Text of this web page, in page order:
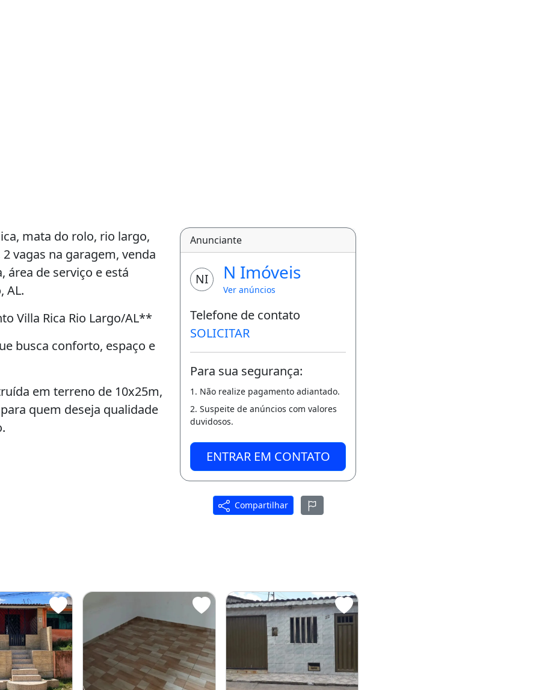
mata do rolo, rio largo,
vagas na garagem, venda
área de serviço e está
AL.
Villa Rica Rio Largo/AL**
busca conforto, espaço e
em terreno de 10x25m,
quem deseja qualidade
de piscina
Anunciante
NI N Imóveis
Ver anúncios
Telefone de contato
SOLICITAR
Para sua segurança:
1. Não realize pagamento adiantado.
2. Suspeite de anúncios com valores
duvidosos.
ENTRAR EM CONTATO
Compartilhar